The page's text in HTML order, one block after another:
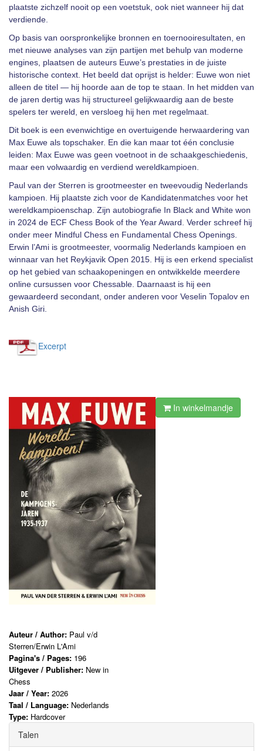
plaatste zichzelf nooit op een voetstuk, ook niet wanneer hij dat
verdiende.
Op basis van oorspronkelijke bronnen en toernooiresultaten, en
met nieuwe analyses van zijn partijen met behulp van moderne
engines, plaatsen de auteurs Euwe’s prestaties in de juiste
historische context. Het beeld dat oprijst is helder: Euwe won niet
alleen de titel — hij hoorde aan de top te staan. In het midden van
de jaren dertig was hij structureel gelijkwaardig aan de beste
spelers ter wereld, en versloeg hij hen met regelmaat.
Dit boek is een evenwichtige en overtuigende herwaardering van
Max Euwe als topschaker. En die kan maar tot één conclusie
leiden: Max Euwe was geen voetnoot in de schaakgeschiedenis,
maar een volwaardig en verdiend wereldkampioen.
Paul van der Sterren is grootmeester en tweevoudig Nederlands
kampioen. Hij plaatste zich voor de Kandidatenmatches voor het
wereldkampioenschap. Zijn autobiografie In Black and White won
in 2024 de ECF Chess Book of the Year Award. Verder schreef hij
onder meer Mindful Chess en Fundamental Chess Openings.
Erwin l’Ami is grootmeester, voormalig Nederlands kampioen en
winnaar van het Reykjavik Open 2015. Hij is een erkend specialist
op het gebied van schaakopeningen en ontwikkelde meerdere
online cursussen voor Chessable. Daarnaast is hij een
gewaardeerd secondant, onder anderen voor Veselin Topalov en
Anish Giri.
Excerpt
In winkelmandje
Auteur / Author: Paul v/d
Sterren/Erwin L'Ami
Pagina's / Pages: 196
Uitgever / Publisher: New in
Chess
Jaar / Year: 2026
Taal / Language: Nederlands
Type: Hardcover
Talen